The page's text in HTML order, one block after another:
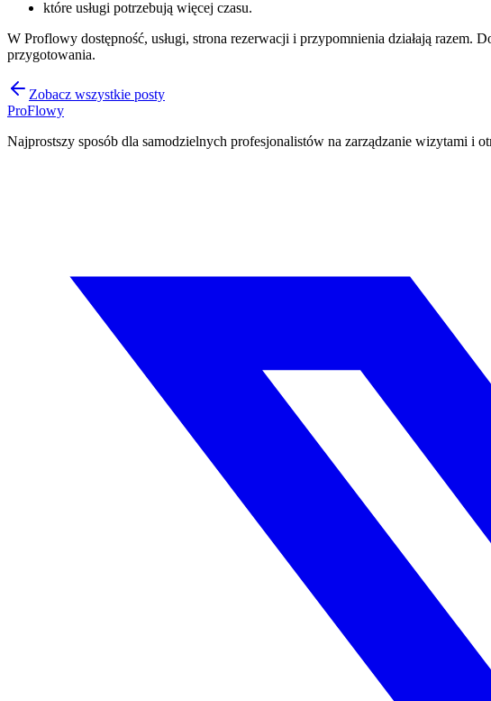
które usługi potrzebują więcej czasu.
W Proflowy dostępność, usługi, strona rezerwacji i przypomnienia działają razem.
przygotowania.
Zobacz wszystkie posty
ProFlowy
Najprostszy sposób dla samodzielnych profesjonalistów na zarządzanie wizytami i